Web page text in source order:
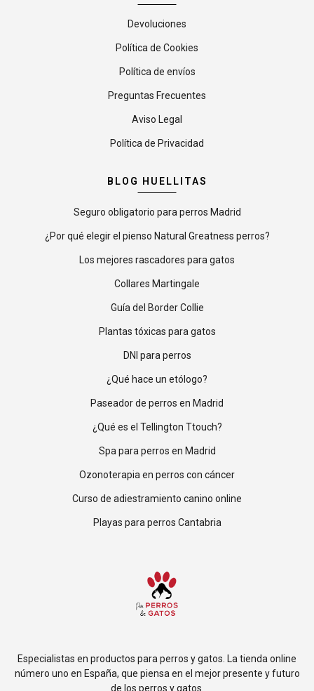
Devoluciones
Política de Cookies
Política de envíos
Preguntas Frecuentes
Aviso Legal
Política de Privacidad
BLOG HUELLITAS
Seguro obligatorio para perros Madrid
¿Por qué elegir el pienso Natural Greatness perros?
Los mejores rascadores para gatos
Collares Martingale
Guía del Border Collie
Plantas tóxicas para gatos
DNI para perros
¿Qué hace un etólogo?
Paseador de perros en Madrid
¿Qué es el Tellington Ttouch?
Spa para perros en Madrid
Ozonoterapia en perros con cáncer
Curso de adiestramiento canino online
Playas para perros Cantabria
Especialistas en productos para perros y gatos. La tienda online
número uno en España, que piensa en el mejor presente y futuro
de los perros y gatos.